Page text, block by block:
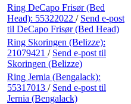
Ring DeCapo Frisør (Bed
Head): 55322022 / Send e-post
til DeCapo Frisør (Bed Head)
Ring Skoringen (Belizze):
21079421 / Send e-post til
Skoringen (Belizze)
Ring Jernia (Bengalack):
55317013 / Send e-post til
Jernia (Bengalack)